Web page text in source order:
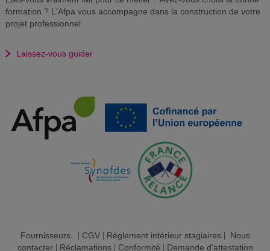
formation ? L'Afpa vous accompagne dans la construction de votre
projet professionnel
Laissez-vous guider
Fournisseurs| CGV| Règlement intérieur stagiaires| Nous
contacter| Réclamations| Conformité Demande d'attestation